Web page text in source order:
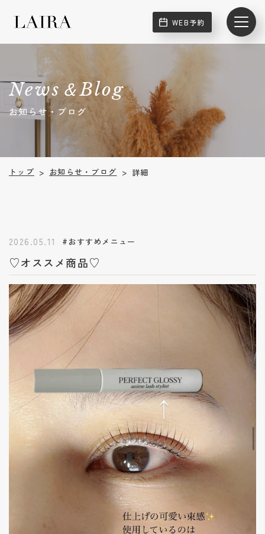
WEB予約
News＆Blog
お知らせ・ブログ
トップ > お知らせ・ブログ > 詳細
2026.05.11 #おすすめメニュー
♡オススメ商品♡